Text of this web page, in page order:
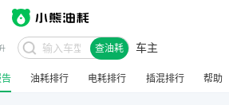
查油耗 车主
油耗排行 电耗排行 插混排行 帮助